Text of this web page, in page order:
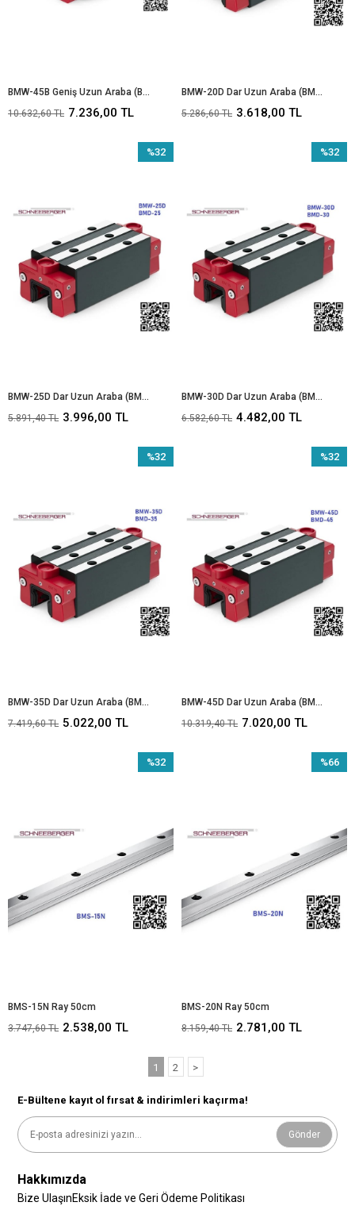
BMW-45B Geniş Uzun Araba (BMB-45)
7.236,00 TL
10.632,60 TL
BMW-20D Dar Uzun Araba (BMD-20)
3.618,00 TL
5.286,60 TL
BMW-25D Dar Uzun Araba (BMD-25)
3.996,00 TL
5.891,40 TL
%32
BMW-30D Dar Uzun Araba (BMD-30)
4.482,00 TL
6.582,60 TL
%32
BMW-35D Dar Uzun Araba (BMD-35)
5.022,00 TL
7.419,60 TL
%32
BMW-45D Dar Uzun Araba (BMD-45)
7.020,00 TL
10.319,40 TL
%32
BMS-15N Ray 50cm
2.538,00 TL
3.747,60 TL
%32
BMS-20N Ray 50cm
2.781,00 TL
8.159,40 TL
%66
1 2 >
E-Bültene kayıt ol fırsat & indirimleri kaçırma!
Gönder
Hakkımızda
Bize UlaşınEksik İade ve Geri Ödeme Politikası